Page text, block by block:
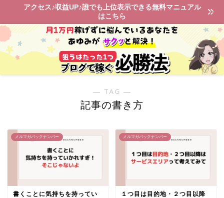
アクセス♪収益UP♪誰でも上位表示できる無料マニュアル
はこちら
― TAG ―
記事の書き方
メルマガバックナンバー
書くことに気持ちを持ってい
メルマガバックナンバー
１つ目は目的地・２つ目以降